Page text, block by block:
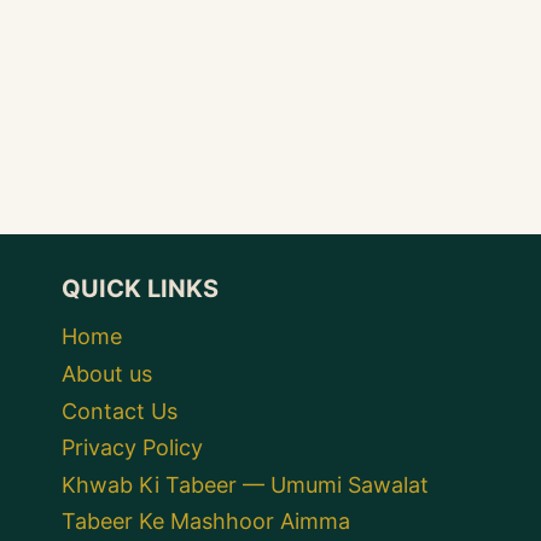
QUICK LINKS
Home
About us
Contact Us
Privacy Policy
Khwab Ki Tabeer — Umumi Sawalat
Tabeer Ke Mashhoor Aimma